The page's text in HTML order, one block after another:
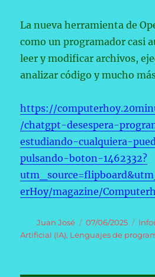
La nueva herramienta de
como un programador casi
leer y modificar archivos,
analizar código y mucho
https://
/chatgpt-desespera-
estudiando-cualquiera-
pulsando-boton-1462332?
erHoy/magazine/
Autor
Juan José
Publicado
el
07/06/2025
Artificial (IA), Lenguajes de